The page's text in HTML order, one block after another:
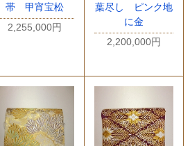
帯 甲宵宝松
2,255,000円
葉尽し ピンク地
に金
2,200,000円